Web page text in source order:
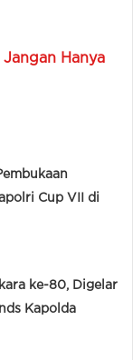
Hanya
Cup VII di
ke-80, Digelar
Kapolda